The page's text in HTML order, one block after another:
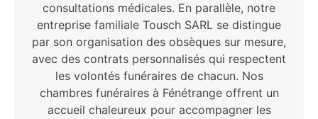
consultations médicales. En parallèle, notre
entreprise familiale Tousch SARL se distingue
par son organisation des obsèques sur mesure,
avec des contrats personnalisés qui respectent
les volontés funéraires de chacun. Nos
chambres funéraires à Fénétrange offrent un
accueil chaleureux pour accompagner les